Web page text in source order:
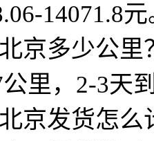
14071.8
京多少公里
里，2-3天
京发货怎么